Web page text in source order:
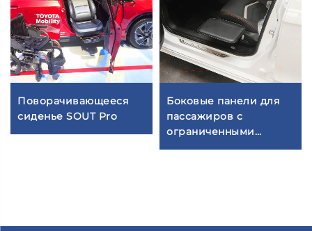
Поворачивающееся
сиденье SOUT Pro
Боковые панели для
пассажиров с
ограниченными
возможностями